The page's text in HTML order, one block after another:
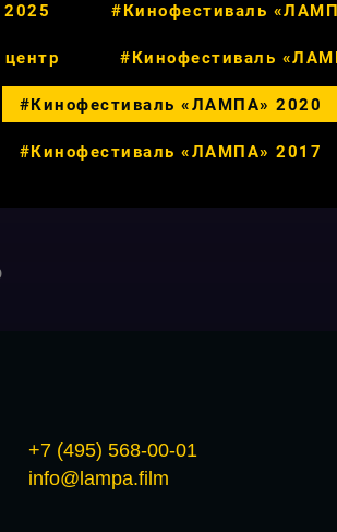
#Кинофестиваль
#Кинофестиваль
#Кинофестиваль «ЛАМПА» 2020
#Кинофестиваль «ЛАМПА» 2017
+7 (495) 568-00-01
info@lampa.film